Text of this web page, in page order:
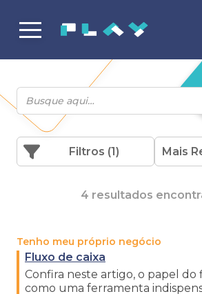
Filtros (1)
4 resultados
Tenho meu próprio negócio
Fluxo de caixa
Confira neste artigo, o papel do
como uma ferramenta